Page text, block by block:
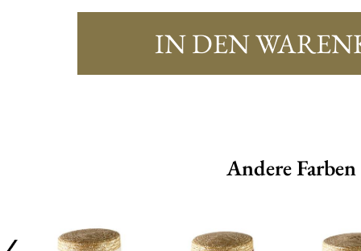
IN DEN
Andere Farben